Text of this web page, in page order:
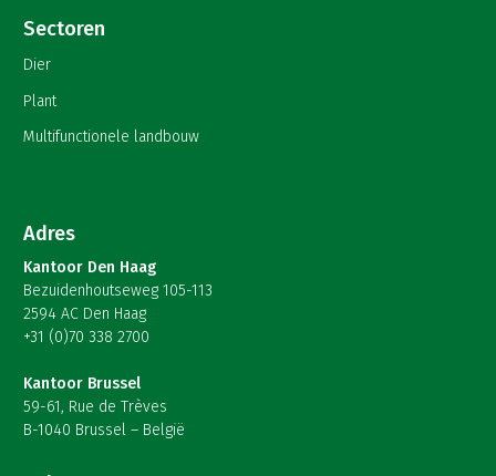
Sectoren
Dier
Plant
Multifunctionele landbouw
Adres
Kantoor Den Haag
Bezuidenhoutseweg 105-113
2594 AC Den Haag
+31 (0)70 338 2700
Kantoor Brussel
59-61, Rue de Trèves
B-1040 Brussel – België